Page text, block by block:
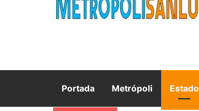
Portada Metrópoli Estado